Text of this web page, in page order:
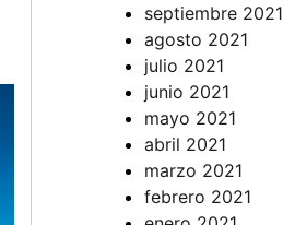
septiembre 2021
agosto 2021
julio 2021
junio 2021
mayo 2021
abril 2021
marzo 2021
febrero 2021